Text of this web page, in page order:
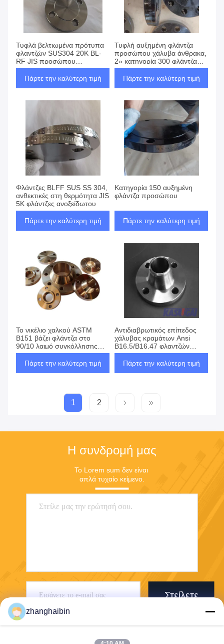
Τυφλά βελτιωμένα πρότυπα
φλαντζών SUS304 20K BL-
RF JIS προσώπου
ανοξείδωτου
Πάρτε την καλύτερη τιμή
Τυφλή αυξημένη φλάντζα
προσώπου χάλυβα άνθρακα,
2» κατηγορία 300 φλάντζα
ASTM A105
Πάρτε την καλύτερη τιμή
Φλάντζες BLFF SUS SS 304,
ανθεκτικές στη θερμότητα JIS
5K φλάντζες ανοξείδωτου
Πάρτε την καλύτερη τιμή
Κατηγορία 150 αυξημένη
φλάντζα προσώπου
Πάρτε την καλύτερη τιμή
Το νικέλιο χαλκού ASTM
B151 βάζει φλάντζα στο
90/10 λαιμό συγκόλλησης
Ansi B16.5 C70600
Πάρτε την καλύτερη τιμή
Αντιδιαβρωτικός επίπεδος
χάλυβας κραμάτων Ansi
B16.5/B16.47 φλαντζών
λαιμών συγκόλλησης
προσώπου
Πάρτε την καλύτερη τιμή
1 2
Η συνδρομή μας
Το Lorem sum δεν είναι
απλά τυχαίο κείμενο.
Στείλετε
zhanghaibin